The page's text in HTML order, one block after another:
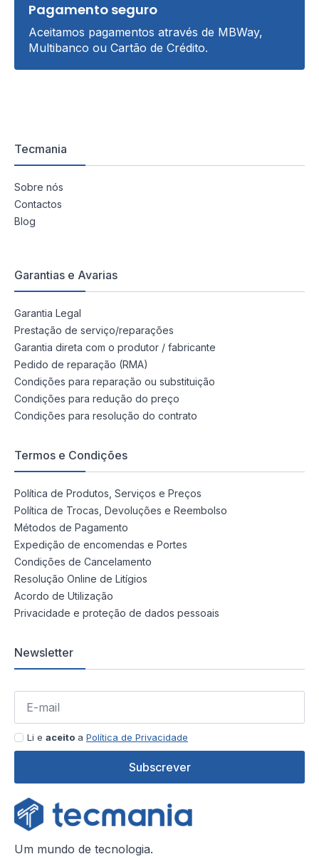
Pagamento seguro
Aceitamos pagamentos através de MBWay,
Multibanco ou Cartão de Crédito.
Tecmania
Sobre nós
Contactos
Blog
Garantias e Avarias
Garantia Legal
Prestação de serviço/reparações
Garantia direta com o produtor / fabricante
Pedido de reparação (RMA)
Condições para reparação ou substituição
Condições para redução do preço
Condições para resolução do contrato
Termos e Condições
Política de Produtos, Serviços e Preços
Política de Trocas, Devoluções e Reembolso
Métodos de Pagamento
Expedição de encomendas e Portes
Condições de Cancelamento
Resolução Online de Litígios
Acordo de Utilização
Privacidade e proteção de dados pessoais
Newsletter
Li e aceito a Política de Privacidade
Subscrever
Um mundo de tecnologia.